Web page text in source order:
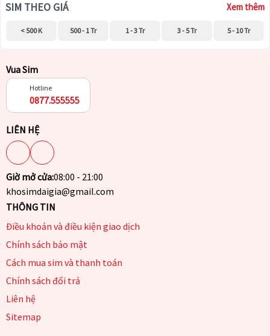
SIM THEO GIÁ Xem thêm
< 500 K 500 - 1 Tr 1 - 3 Tr 3 - 5 Tr 5 - 10 Tr
Vua Sim
Hotline
0877.555555
LIÊN HỆ
Giờ mở cửa:08:00 - 21:00
khosimdaigia@gmail.com
THÔNG TIN
Điều khoản và điều kiện giao dịch
Chính sách bảo mật
Cách mua sim và thanh toán
Chính sách đổi trả
Liên hệ
Sitemap